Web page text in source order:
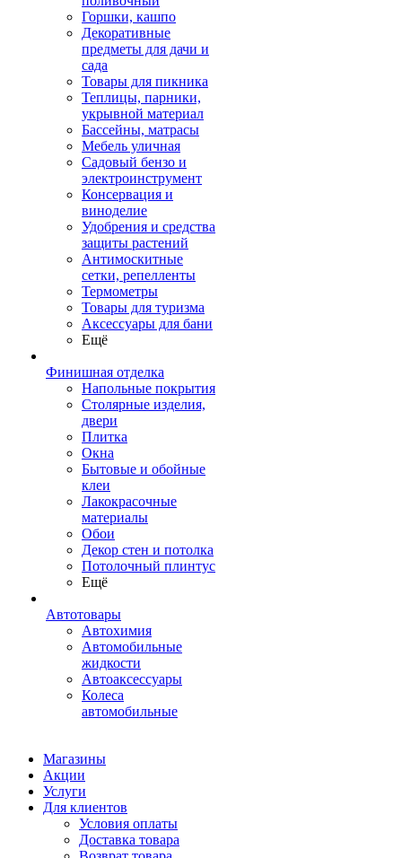
Горшки, кашпо
Декоративные
предметы для дачи и
сада
Товары для пикника
Теплицы, парники,
укрывной материал
Бассейны, матрасы
Мебель уличная
Садовый бензо и
электроинструмент
Консервация и
виноделие
Удобрения и средства
защиты растений
Антимоскитные
сетки, репелленты
Термометры
Товары для туризма
Аксессуары для бани
Ещё
Финишная отделка
Напольные покрытия
Столярные изделия,
двери
Плитка
Окна
Бытовые и обойные
клеи
Лакокрасочные
материалы
Обои
Декор стен и потолка
Потолочный плинтус
Ещё
Автотовары
Автохимия
Автомобильные
жидкости
Автоаксессуары
Колеса
автомобильные
Магазины
Акции
Услуги
Для клиентов
Условия оплаты
Доставка товара